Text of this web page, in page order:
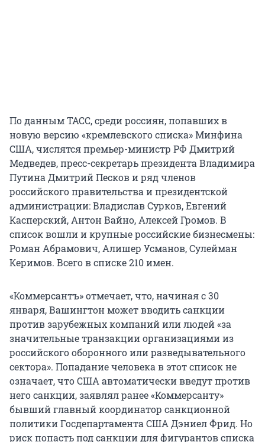
По данным ТАСС, среди россиян, попавших в
новую версию «кремлевского списка» Минфина
США, числятся премьер-министр РФ Дмитрий
Медведев, пресс-секретарь президента Владимира
Путина Дмитрий Песков и ряд членов
российского правительства и президентской
администрации: Владислав Сурков, Евгений
Касперский, Антон Вайно, Алексей Громов. В
список вошли и крупные российские бизнесмены:
Роман Абрамович, Алишер Усманов, Сулейман
Керимов. Всего в списке 210 имен.
«Коммерсантъ» отмечает, что, начиная с 30
января, Вашингтон может вводить санкции
против зарубежных компаний или людей «за
значительные транзакции организациями из
российского оборонного или разведывательного
сектора». Попадание человека в этот список не
означает, что США автоматически введут против
него санкции, заявлял ранее «Коммерсанту»
бывший главный координатор санкционной
политики Госдепартамента США Дэниел Фрид. Но
риск попасть под санкции для фигурантов списка